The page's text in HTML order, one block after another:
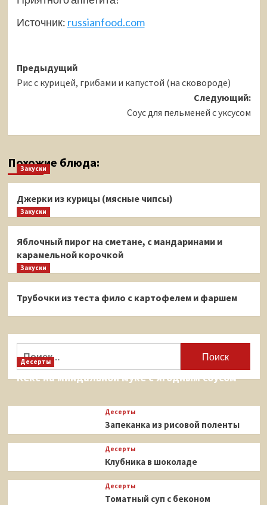
Источник: russianfood.com
Навигация
записи
Предыдущий
Рис с курицей, грибами и капустой (на сковороде)
Следующий:
Соус для пельменей с уксусом
Похожие блюда:
Закуски
Джерки из курицы (мясные чипсы)
Закуски
Яблочный пирог на сметане, с мандаринами и
карамельной корочкой
Закуски
Трубочки из теста фило с картофелем и фаршем
Десерты
Кекс на миндальной муке с ягодным соусом
Десерты
Запеканка из рисовой поленты
Десерты
Клубника в шоколаде
Десерты
Томатный суп с беконом